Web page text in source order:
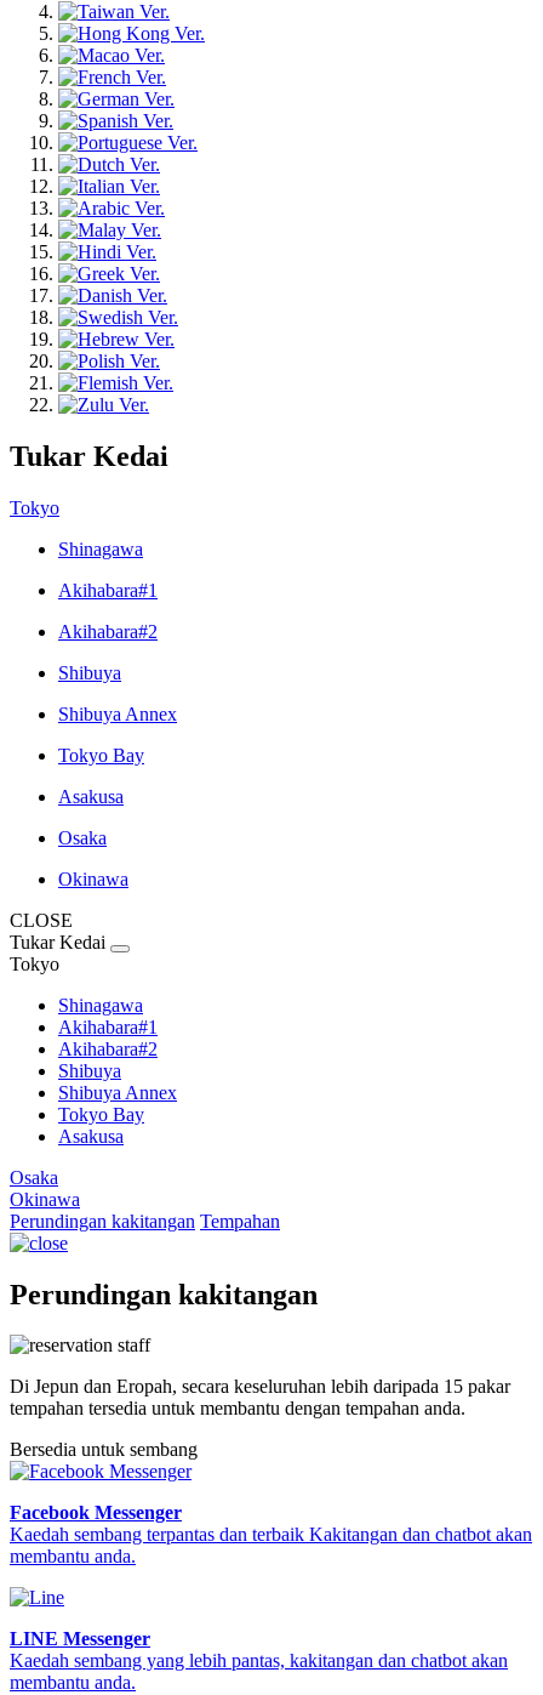
Tukar Kedai
Tokyo
Shinagawa
Akihabara#1
Akihabara#2
Shibuya
Shibuya Annex
Tokyo Bay
Asakusa
Osaka
Okinawa
CLOSE
Tukar Kedai
Tokyo
Shinagawa
Akihabara#1
Akihabara#2
Shibuya
Shibuya Annex
Tokyo Bay
Asakusa
Osaka
Okinawa
Perundingan kakitangan Tempahan
Perundingan kakitangan
Di Jepun dan Eropah, secara keseluruhan lebih daripada 15 pakar
tempahan tersedia untuk membantu dengan tempahan anda.
Bersedia untuk sembang
Facebook Messenger
Kaedah sembang terpantas dan terbaik Kakitangan dan chatbot akan
membantu anda.
LINE Messenger
Kaedah sembang yang lebih pantas, kakitangan dan chatbot akan
membantu anda.